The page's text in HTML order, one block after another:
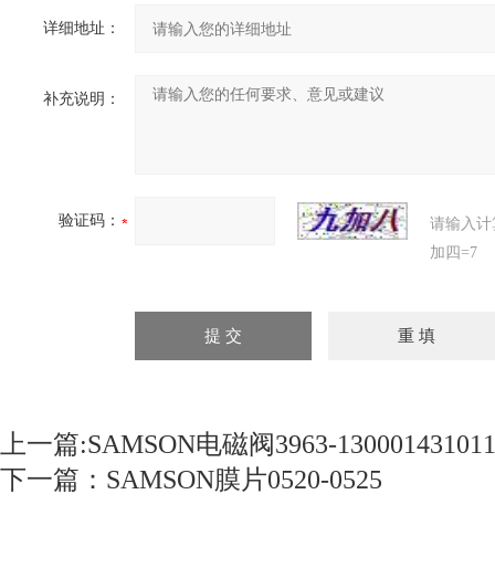
详细地址：
补充说明：
验证码：
请输入
加四=7
上一篇:SAMSON电磁阀3963-
下一篇： SAMSON膜片0520-0525